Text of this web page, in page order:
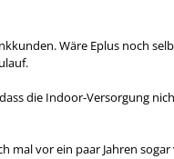
Wäre Eplus noch
die Indoor-Versorgung
vor ein paar Jahren